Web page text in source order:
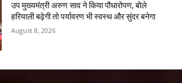
उप मुख्यमंत्री अरुण साव ने किया पौधारोपण, बोले
हरियाली बढ़ेगी तो पर्यावरण भी स्वस्थ और सुंदर बनेगा
August 8, 2026